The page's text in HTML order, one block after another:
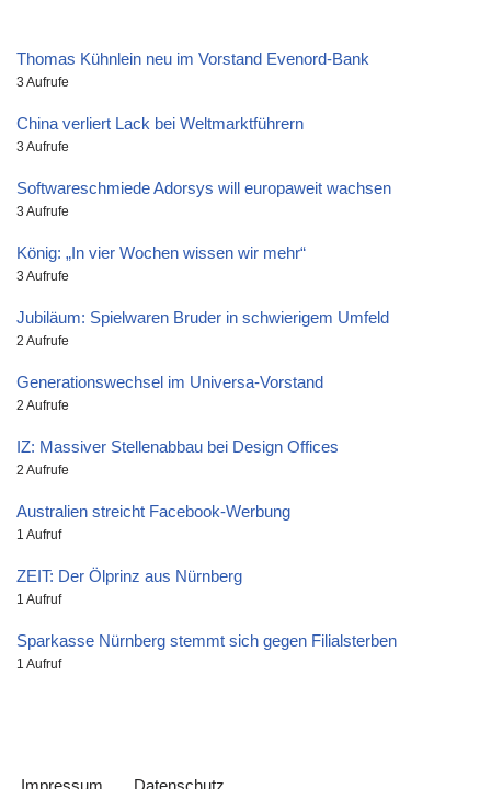
Thomas Kühnlein neu im Vorstand Evenord-Bank
3 Aufrufe
China verliert Lack bei Weltmarktführern
3 Aufrufe
Softwareschmiede Adorsys will europaweit wachsen
3 Aufrufe
König: „In vier Wochen wissen wir mehr“
3 Aufrufe
Jubiläum: Spielwaren Bruder in schwierigem Umfeld
2 Aufrufe
Generationswechsel im Universa-Vorstand
2 Aufrufe
IZ: Massiver Stellenabbau bei Design Offices
2 Aufrufe
Australien streicht Facebook-Werbung
1 Aufruf
ZEIT: Der Ölprinz aus Nürnberg
1 Aufruf
Sparkasse Nürnberg stemmt sich gegen Filialsterben
1 Aufruf
Impressum Datenschutz